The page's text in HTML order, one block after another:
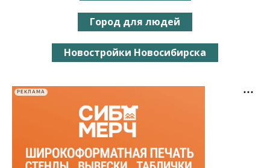
Город для людей
Новостройки Новосибирска
РЕКЛАМА